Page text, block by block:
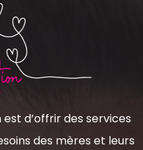
d’offrir des services
des mères et leurs